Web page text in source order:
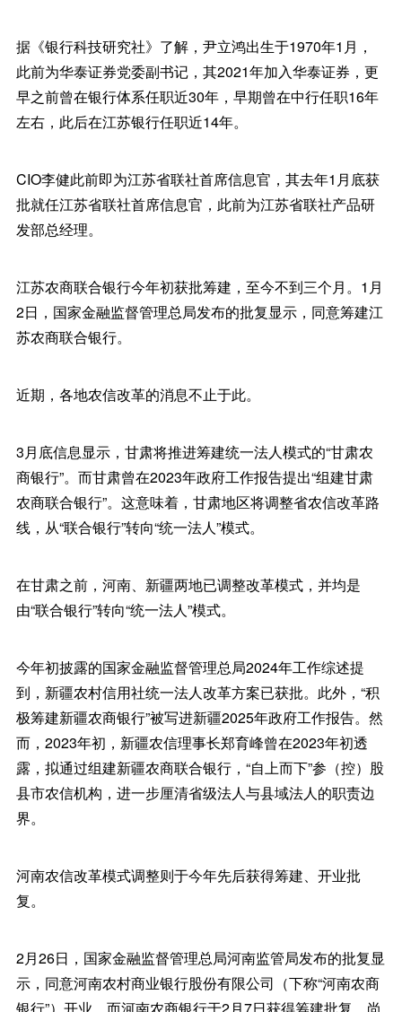
据《银行科技研究社》了解，尹立鸿出生于1970年1月，
此前为华泰证券党委副书记，其2021年加入华泰证券，更
早之前曾在银行体系任职近30年，早期曾在中行任职16年
左右，此后在江苏银行任职近14年。
CIO李健此前即为江苏省联社首席信息官，其去年1月底获
批就任江苏省联社首席信息官，此前为江苏省联社产品研
发部总经理。
江苏农商联合银行今年初获批筹建，至今不到三个月。1月
2日，国家金融监督管理总局发布的批复显示，同意筹建江
苏农商联合银行。
近期，各地农信改革的消息不止于此。
3月底信息显示，甘肃将推进筹建统一法人模式的“甘肃农
商银行”。而甘肃曾在2023年政府工作报告提出“组建甘肃
农商联合银行”。这意味着，甘肃地区将调整省农信改革路
线，从“联合银行”转向“统一法人”模式。
在甘肃之前，河南、新疆两地已调整改革模式，并均是
由“联合银行”转向“统一法人”模式。
今年初披露的国家金融监督管理总局2024年工作综述提
到，新疆农村信用社统一法人改革方案已获批。此外，“积
极筹建新疆农商银行”被写进新疆2025年政府工作报告。然
而，2023年初，新疆农信理事长郑育峰曾在2023年初透
露，拟通过组建新疆农商联合银行，“自上而下”参（控）股
县市农信机构，进一步厘清省级法人与县域法人的职责边
界。
河南农信改革模式调整则于今年先后获得筹建、开业批
复。
2月26日，国家金融监督管理总局河南监管局发布的批复显
示，同意河南农村商业银行股份有限公司（下称“河南农商
银行”）开业。而河南农商银行于2月7日获得筹建批复，尚